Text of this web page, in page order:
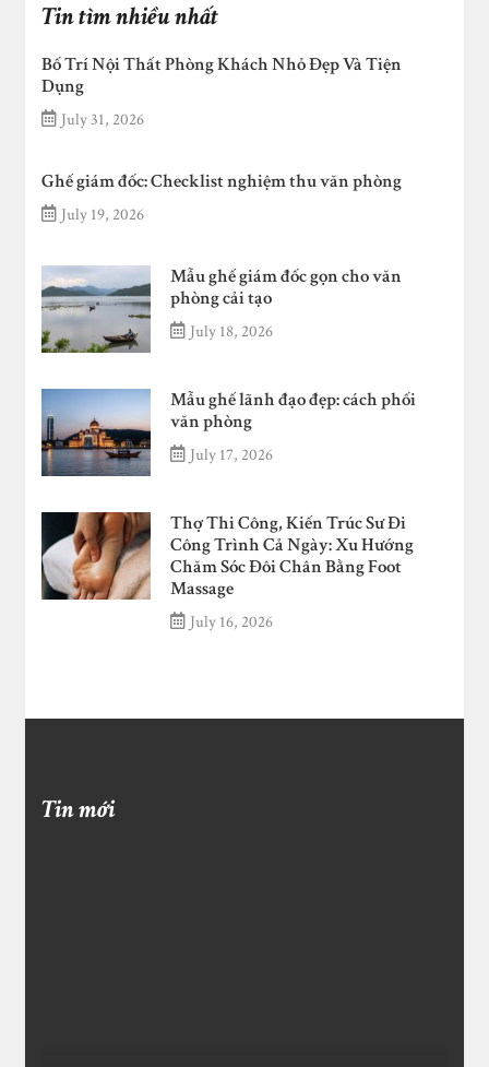
Tin tìm nhiều nhất
Bố Trí Nội Thất Phòng Khách Nhỏ Đẹp Và Tiện
Dụng
July 31, 2026
Ghế giám đốc: Checklist nghiệm thu văn phòng
July 19, 2026
Mẫu ghế giám đốc gọn cho văn
phòng cải tạo
July 18, 2026
Mẫu ghế lãnh đạo đẹp: cách phối
văn phòng
July 17, 2026
Thợ Thi Công, Kiến Trúc Sư Đi
Công Trình Cả Ngày: Xu Hướng
Chăm Sóc Đôi Chân Bằng Foot
Massage
July 16, 2026
Tin mới